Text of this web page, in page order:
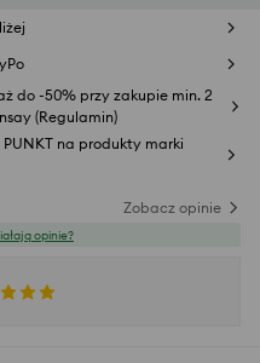
do -50% przy zakupie min. 2
(Regulamin)
na produkty marki
Zobacz opinie
opinie?